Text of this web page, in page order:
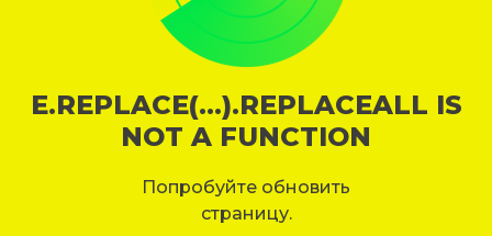
E.REPLACE(...).REPLACEALL IS
NOT A FUNCTION
Попробуйте обновить
страницу.